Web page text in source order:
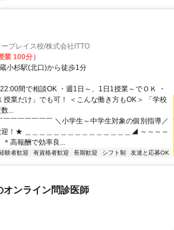
プレイス校/株式会社ITTO
100分）
小杉駅(北口)から徒歩1分
間で相談OK ・週1日～、1日1授業～でＯＫ ・
授業だけ」でも可！ ＜こんな働き方もOK＞ 「学校
...
￣￣￣￣￣￣ ＼小学生～中学生対象の個別指導／
！★ ＿＿＿＿＿＿＿＿＿＿＿＿＿＿＿◢ ～～～～
＊高報酬で効率良...
験者歓迎 有資格者歓迎 長期歓迎 シフト制 友達と応募OK
オンライン問診医師